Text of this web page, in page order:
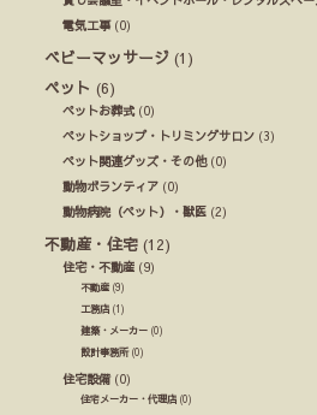
電気工事(0)
ベビーマッサージ (1)
ペット (6)
ペットお葬式(0)
ペットショップ・トリミングサロン (3)
ペット関連グッズ・その他(0)
動物ボランティア (0)
動物病院（ペット）・獣医 (2)
不動産・住宅 (12)
住宅・不動産 (9)
不動産 (9)
工務店 (1)
建築・メーカー (0)
設計事務所(0)
住宅設備(0)
住宅メーカー・代理店 (0)